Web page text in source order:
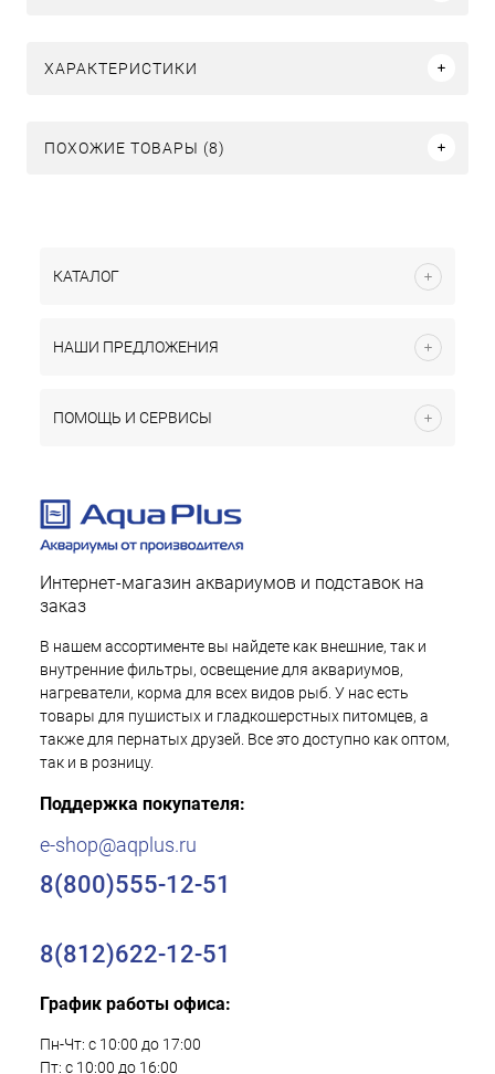
ХАРАКТЕРИСТИКИ
ПОХОЖИЕ ТОВАРЫ (8)
КАТАЛОГ
НАШИ ПРЕДЛОЖЕНИЯ
ПОМОЩЬ И СЕРВИСЫ
Интернет-магазин аквариумов и подставок на
заказ
В нашем ассортименте вы найдете как внешние, так и
внутренние фильтры, освещение для аквариумов,
нагреватели, корма для всех видов рыб. У нас есть
товары для пушистых и гладкошерстных питомцев, а
также для пернатых друзей. Все это доступно как оптом,
так и в розницу.
Поддержка покупателя:
e-shop@aqplus.ru
8(800)555-12-51
8(812)622-12-51
График работы офиса:
Пн-Чт: с 10:00 до 17:00
Пт: с 10:00 до 16:00